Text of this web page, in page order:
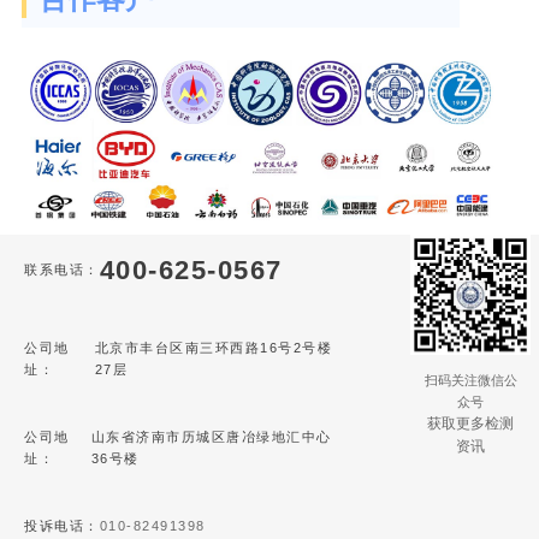
联系电话： 400-625-0567
公司地
址：
北京市丰台区南三环西路16号2号楼
27层
公司地
址：
山东省济南市历城区唐冶绿地汇中心
36号楼
投诉电话： 010-82491398
扫码关注微信公
众号
获取更多检测
资讯